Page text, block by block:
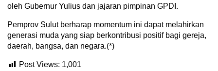
oleh Gubernur Yulius dan jajaran pimpinan GPDI.
Pemprov Sulut berharap momentum ini dapat melahirkan
generasi muda yang siap berkontribusi positif bagi gereja,
daerah, bangsa, dan negara.(*)
Post Views: 1,001